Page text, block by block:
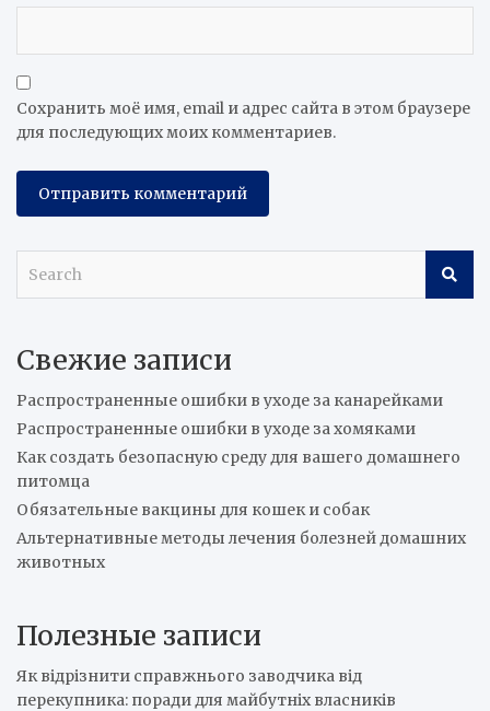
Сохранить моё имя, email и адрес сайта в этом браузере
для последующих моих комментариев.
c
Свежие записи
Распространенные ошибки в уходе за канарейками
Распространенные ошибки в уходе за хомяками
Как создать безопасную среду для вашего домашнего
питомца
Обязательные вакцины для кошек и собак
Альтернативные методы лечения болезней домашних
животных
Полезные записи
Як відрізнити справжнього заводчика від
перекупника: поради для майбутніх власників